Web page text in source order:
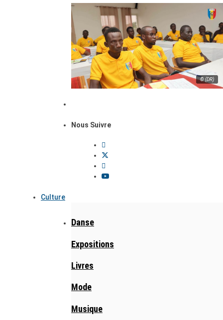
© (DR)
Nous Suivre
Culture
Danse
Expositions
Livres
Mode
Musique